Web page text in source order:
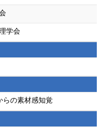
学会
らの素材感知覚